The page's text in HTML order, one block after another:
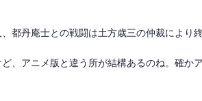
都丹庵士との戦闘は土方歳三の仲裁により終
ど、アニメ版と違う所が結構あるのね。確